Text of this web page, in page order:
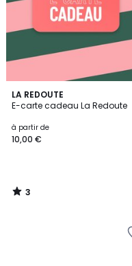
LA REDOUTE
E-carte cadeau La Redoute
à partir de
10,00 €
3
/
3
/